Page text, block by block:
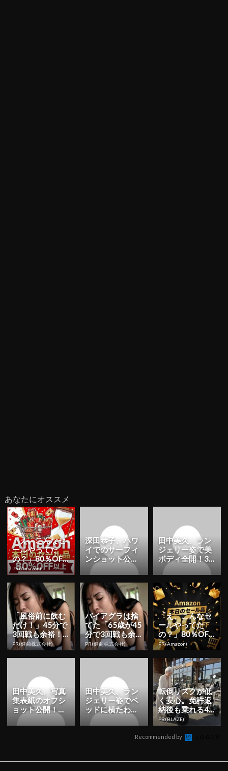
あなたにオススメ
「え、こんなセ
ールやってた
の？」80％OFF
以上が続々登
場！Amazonの本
気が...
PR(Amazon)
深田恭子、ハワ
イでのサーフィ
ンショット公
開！「かっこい
い」「人魚姫の
ようだ」 |...
田中美久、ラン
ジェリー姿で美
ボディ全開！3rd
写真集のオフシ
ョット公開「3
月9日...
「風俗前に飲む
だけ！」45分で
3回戦も余裕！1
日31円で朝まで
絶好調
PR(健商株式会社)
バイアグラは捨
てた「65歳が45
分で3回戦も余
裕」980円で朝
まで絶好調！
PR(健商株式会社)
「え、こんなセ
ールやってた
の？」80％OFF
以上が続々登
場！Amazonの本
気が...
PR(Amazon)
田中美久、写真
集表紙のオフシ
ョット公開！
「美しすぎてド
キドキ」「セク
田中美久、ラン
ジェリー姿でベ
ッドに横たわる
ショット公開！
「スタイル良く
転倒リスクが低
く安心。免許返
納後も乗れる4
輪シニアカー
PR(BLAZE)
Recommended by